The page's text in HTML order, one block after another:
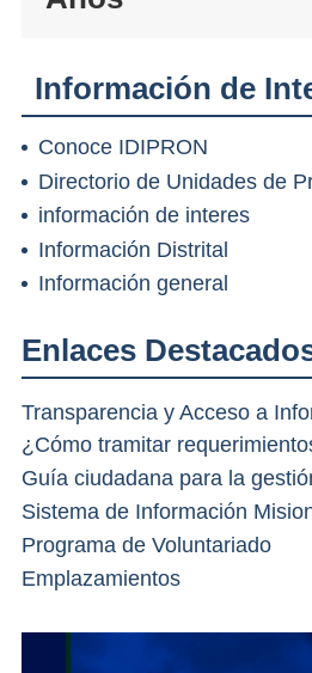
Información de
Conoce IDIPRON
Directorio de Unidades de
información de interes
Información Distrital
Información general
Enlaces
Transparencia y Acceso a
¿Cómo tramitar
Guía ciudadana para la
Sistema de Información
Programa de Voluntariado
Emplazamientos